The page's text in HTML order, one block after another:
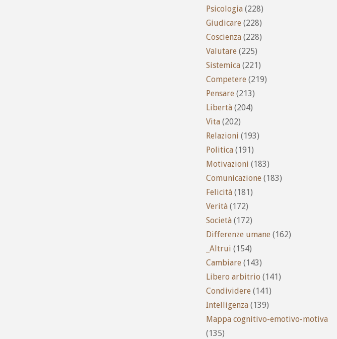
Psicologia (228)
Giudicare (228)
Coscienza (228)
Valutare (225)
Sistemica (221)
Competere (219)
Pensare (213)
Libertà (204)
Vita (202)
Relazioni (193)
Politica (191)
Motivazioni (183)
Comunicazione (183)
Felicità (181)
Verità (172)
Società (172)
Differenze umane (162)
_Altrui (154)
Cambiare (143)
Libero arbitrio (141)
Condividere (141)
Intelligenza (139)
Mappa cognitivo-emotivo-motiva
(135)